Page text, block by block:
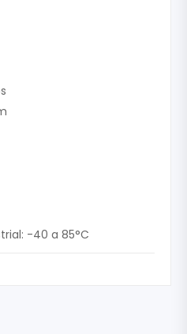
-40 a 85°C